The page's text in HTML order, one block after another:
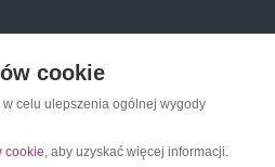
cookie
celu ulepszenia ogólnej wygody
cookie, aby uzyskać więcej informacji.